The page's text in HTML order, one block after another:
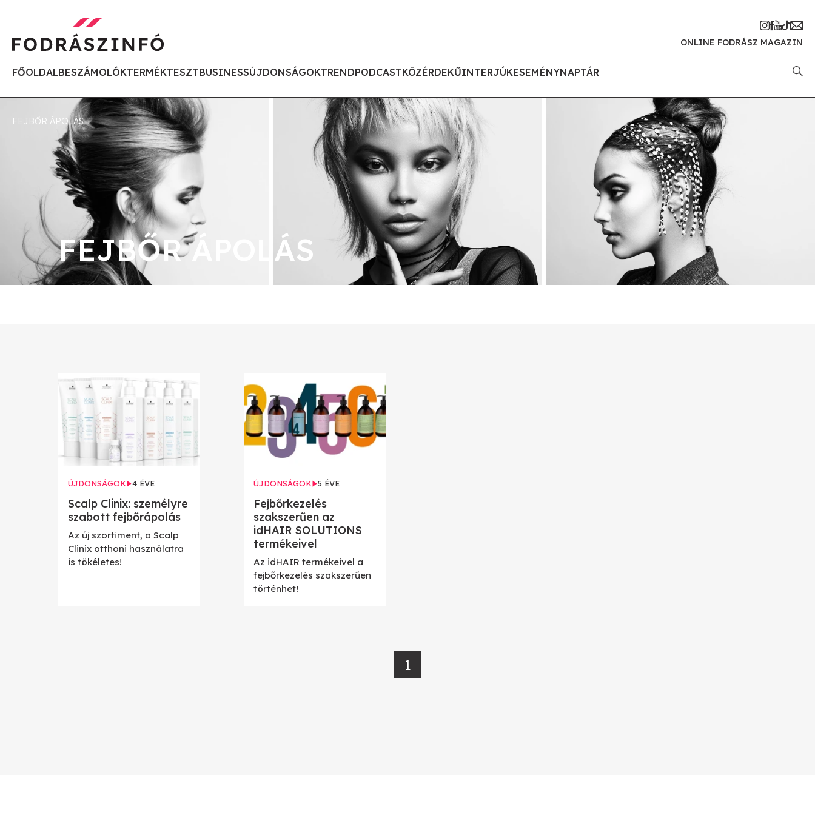
ONLINE FODRÁSZ MAGAZIN
FŐOLDALBESZÁMOLÓKTERMÉKTESZTBUSINESSÚJDONSÁGOKTRENDPODCASTKÖZÉRDEKŰINTERJÚKESEMÉNYNAPTÁR
FEJBŐR ÁPOLÁS
FEJBŐR ÁPOLÁS
ÚJDONSÁGOK 4 ÉVE
Scalp Clinix: személyre
szabott fejbőrápolás
Az új szortiment, a Scalp
Clinix otthoni használatra
is tökéletes!
ÚJDONSÁGOK 5 ÉVE
Fejbőrkezelés
szakszerűen az
idHAIR SOLUTIONS
termékeivel
Az idHAIR termékeivel a
fejbőrkezelés szakszerűen
történhet!
1